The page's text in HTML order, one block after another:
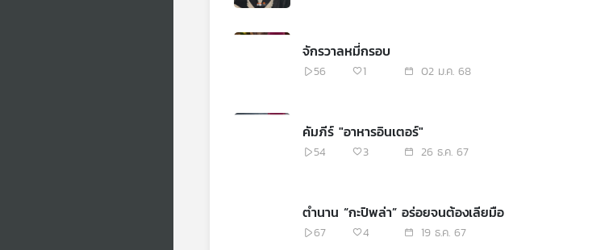
จักรวาลหมี่กรอบ
56 1 02 ม.ค. 68
คัมภีร์ "อาหารอินเตอร์"
54 3 26 ธ.ค. 67
ตำนาน “กะปิพล่า” อร่อยจนต้องเลียมือ
67 4 19 ธ.ค. 67